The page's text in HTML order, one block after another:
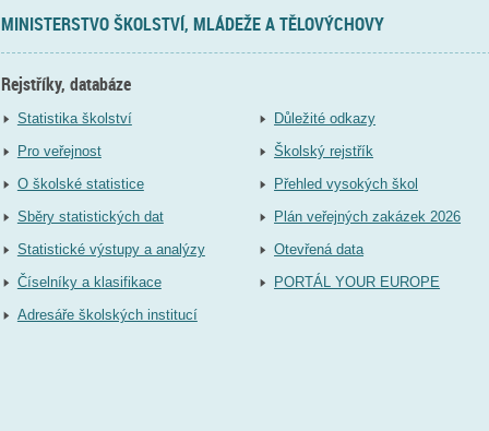
MINISTERSTVO ŠKOLSTVÍ, MLÁDEŽE A TĚLOVÝCHOVY
Rejstříky, databáze
Statistika školství
Pro veřejnost
O školské statistice
Sběry statistických dat
Statistické výstupy a analýzy
Číselníky a klasifikace
Adresáře školských institucí
Důležité odkazy
Školský rejstřík
Přehled vysokých škol
Plán veřejných zakázek 2026
Otevřená data
PORTÁL YOUR EUROPE